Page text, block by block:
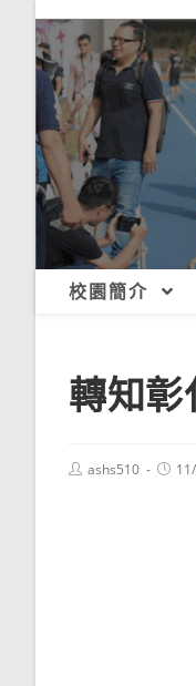
校園簡介
轉知
Postashs510
Post